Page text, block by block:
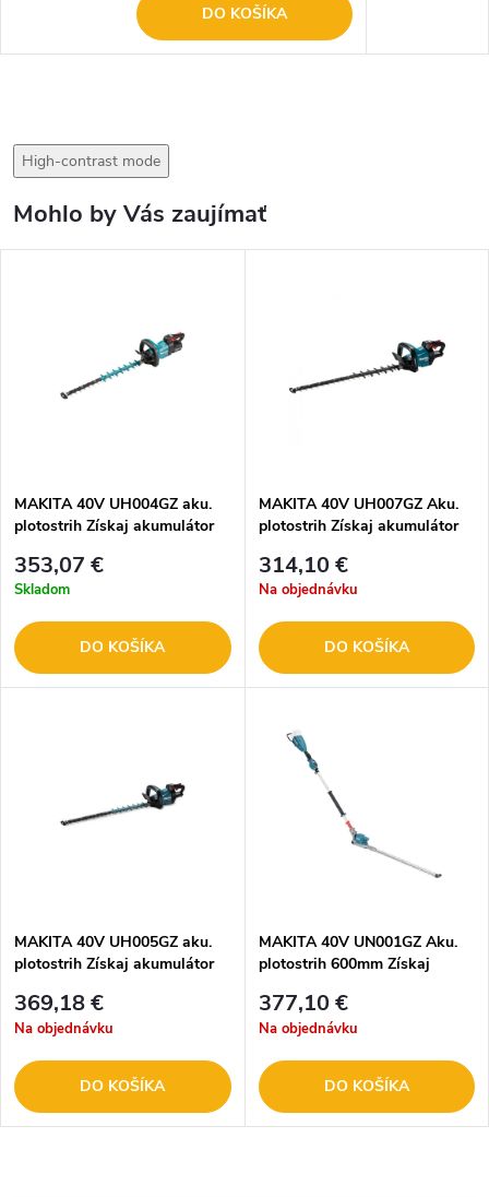
DO KOŠÍKA
High-contrast mode
Mohlo by Vás zaujímať
MAKITA 40V UH004GZ aku.
plotostrih Získaj akumulátor
353,07 €
Skladom
DO KOŠÍKA
MAKITA 40V UH007GZ Aku.
plotostrih Získaj akumulátor
314,10 €
Na objednávku
DO KOŠÍKA
MAKITA 40V UH005GZ aku.
plotostrih Získaj akumulátor
369,18 €
Na objednávku
DO KOŠÍKA
MAKITA 40V UN001GZ Aku.
plotostrih 600mm Získaj
ZADARMO
377,10 €
Na objednávku
DO KOŠÍKA